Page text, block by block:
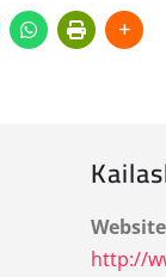
http://